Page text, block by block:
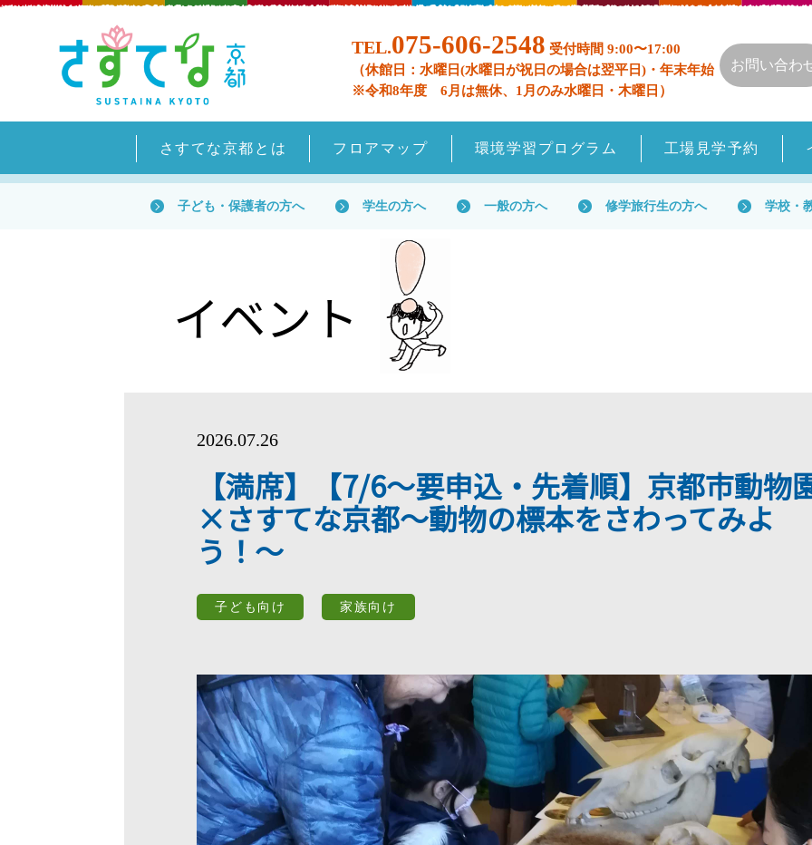
TEL.075-606-2548 受付時間 9:00〜17:00
（休館日：水曜日(水曜日が祝日の場合は翌平日)・年末年始
※令和8年度 6月は無休、1月のみ水曜日・木曜日）
お問い合わ
さすてな京都とは フロアマップ 環境学習プログラム 工場見学予約
子ども・保護者の方へ 学生の方へ 一般の方へ 修学旅行生の方へ 学校・
イベント
2026.07.26
【満席】【7/6～要申込・先着順】京都市動物
×さすてな京都～動物の標本をさわってみよ
う！～
子ども向け 家族向け